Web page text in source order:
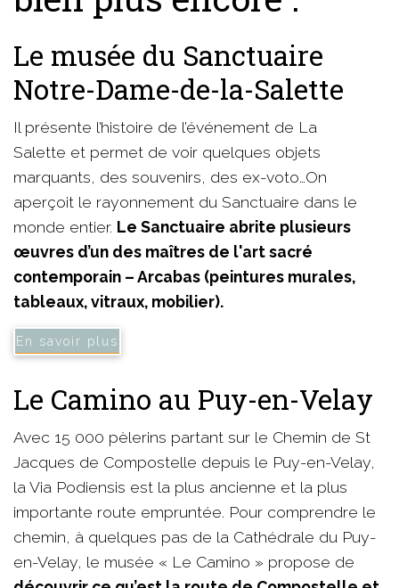
Le musée du Sanctuaire
Notre-Dame-de-la-Salette
Il présente l’histoire de l’événement de La
Salette et permet de voir quelques objets
marquants, des souvenirs, des ex-voto…On
aperçoit le rayonnement du Sanctuaire dans le
monde entier. Le Sanctuaire abrite plusieurs
œuvres d’un des maîtres de l'art sacré
contemporain – Arcabas (peintures murales,
tableaux, vitraux, mobilier).
En savoir plus
Le Camino au Puy-en-Velay
Avec 15 000 pèlerins partant sur le Chemin de St
Jacques de Compostelle depuis le Puy-en-Velay,
la Via Podiensis est la plus ancienne et la plus
importante route empruntée. Pour comprendre le
chemin, à quelques pas de la Cathédrale du Puy-
en-Velay, le musée « Le Camino » propose de